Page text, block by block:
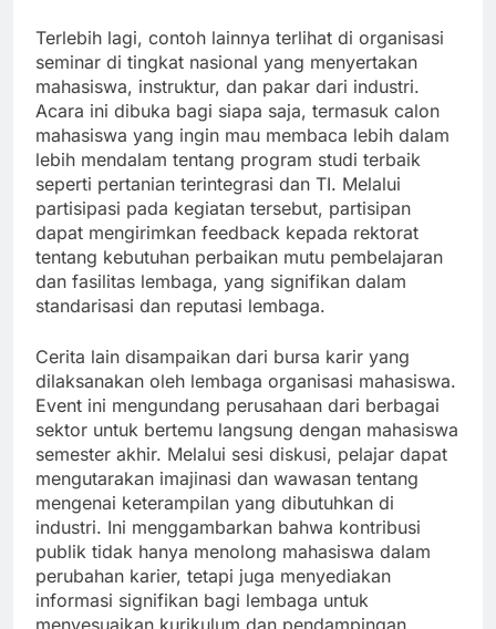
Terlebih lagi, contoh lainnya terlihat di organisasi
seminar di tingkat nasional yang menyertakan
mahasiswa, instruktur, dan pakar dari industri.
Acara ini dibuka bagi siapa saja, termasuk calon
mahasiswa yang ingin mau membaca lebih dalam
lebih mendalam tentang program studi terbaik
seperti pertanian terintegrasi dan TI. Melalui
partisipasi pada kegiatan tersebut, partisipan
dapat mengirimkan feedback kepada rektorat
tentang kebutuhan perbaikan mutu pembelajaran
dan fasilitas lembaga, yang signifikan dalam
standarisasi dan reputasi lembaga.
Cerita lain disampaikan dari bursa karir yang
dilaksanakan oleh lembaga organisasi mahasiswa.
Event ini mengundang perusahaan dari berbagai
sektor untuk bertemu langsung dengan mahasiswa
semester akhir. Melalui sesi diskusi, pelajar dapat
mengutarakan imajinasi dan wawasan tentang
mengenai keterampilan yang dibutuhkan di
industri. Ini menggambarkan bahwa kontribusi
publik tidak hanya menolong mahasiswa dalam
perubahan karier, tetapi juga menyediakan
informasi signifikan bagi lembaga untuk